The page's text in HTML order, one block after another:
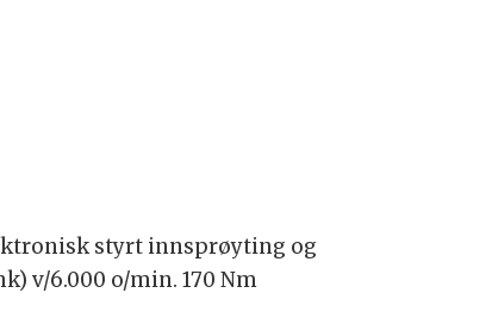
styrt innsprøyting og
v/6.000 o/min. 170 Nm